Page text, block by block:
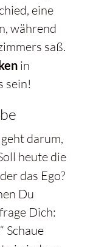
eine
während
saß.
in
sein!
darum,
dass Du immer wieder wählst. Soll heute die
das Ego?
Du
Dich:
Schaue